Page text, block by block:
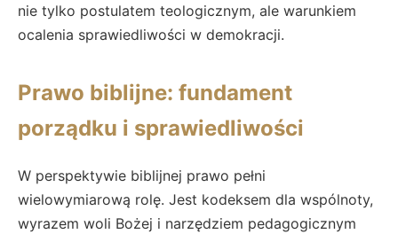
nie tylko postulatem teologicznym, ale warunkiem
ocalenia sprawiedliwości w demokracji.
Prawo biblijne: fundament
porządku i sprawiedliwości
W perspektywie biblijnej prawo pełni
wielowymiarową rolę. Jest kodeksem dla wspólnoty,
wyrazem woli Bożej i narzędziem pedagogicznym